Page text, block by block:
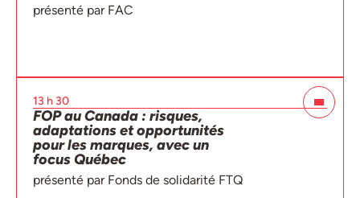
présenté par FAC
13 h 30
FOP au Canada : risques,
adaptations et opportunités
pour les marques, avec un
focus Québec
présenté par Fonds de solidarité FTQ